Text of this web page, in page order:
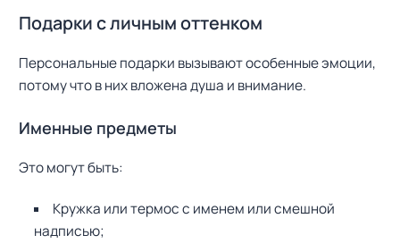
Подарки с личным оттенком
Персональные подарки вызывают особенные эмоции,
потому что в них вложена душа и внимание.
Именные предметы
Это могут быть:
Кружка или термос с именем или смешной
надписью;